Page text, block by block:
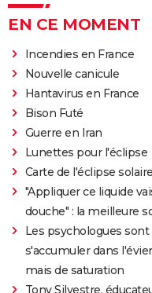
EN CE MOMENT
Incendies en France
Nouvelle canicule
Hantavirus en France
Bison Futé
Guerre en Iran
Lunettes pour l'éclipse
Carte de l'éclipse
"Appliquer ce liquide
douche" : la meilleure
Les psychologues sont
s'accumuler dans
mais de saturation
Tony Silvestre,